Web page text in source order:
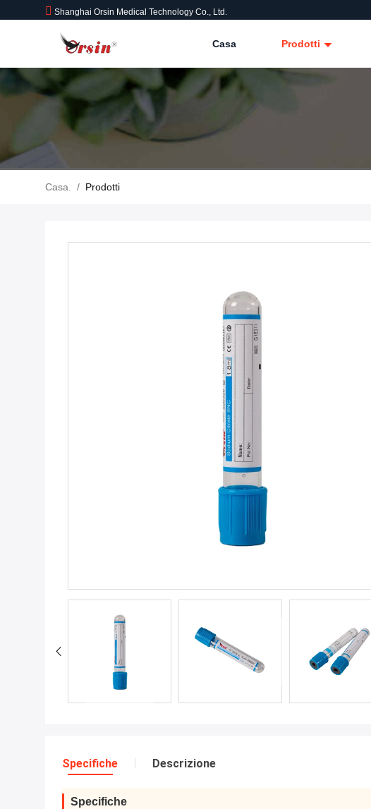
Shanghai Orsin Medical Technology Co., Ltd.
Casa Prodotti
Casa. / Prodotti
Specifiche Descrizione
Specifiche